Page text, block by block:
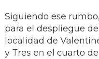
Siguiendo ese
para el despliegue
localidad de
y Tres en el cuarto